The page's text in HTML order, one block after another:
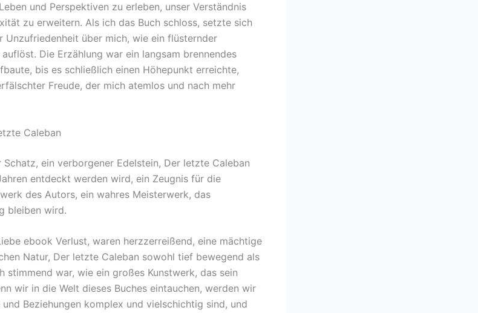
und Perspektiven zu erleben, unser Verständnis
zu erweitern. Als ich das Buch schloss, setzte sich
Unzufriedenheit über mich, wie ein flüsternder
Die Erzählung war ein langsam brennendes
bis es schließlich einen Höhepunkt erreichte,
Freude, der mich atemlos und nach mehr
Caleban
Schatz, ein verborgener Edelstein, Der letzte Caleban
entdeckt werden wird, ein Zeugnis für die
des Autors, ein wahres Meisterwerk, das
bleiben wird.
ebook Verlust, waren herzzerreißend, eine mächtige
Natur, Der letzte Caleban sowohl tief bewegend als
stimmend war, wie ein großes Kunstwerk, das sein
wir in die Welt dieses Buches eintauchen, werden wir
Beziehungen komplex und vielschichtig sind, und